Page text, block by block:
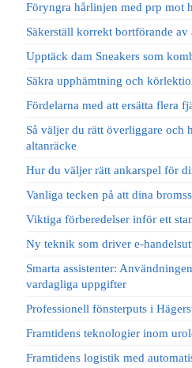
Föryngra hårlinjen med prp mot
Säkerställ korrekt bortförande
Upptäck dam Sneakers som
Säkra upphämtning och
Fördelarna med att ersätta flera
Så väljer du rätt överliggare och
altanräcke
Hur du väljer rätt ankarspel för
Vanliga tecken på att dina
Viktiga förberedelser inför ett
Ny teknik som driver e-
Smarta assistenter:
vardagliga uppgifter
Professionell fönsterputs i
Framtidens teknologier inom
Framtidens logistik med